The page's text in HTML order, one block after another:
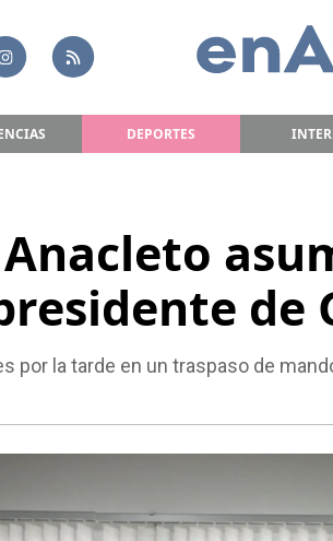
DEPORTES
de
por la tarde en un traspaso de